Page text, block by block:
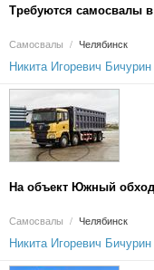
Требуются самосвалы
Самосвалы / Челябинск
Никита Игоревич Бичурин
На объект Южный
Самосвалы / Челябинск
Никита Игоревич Бичурин